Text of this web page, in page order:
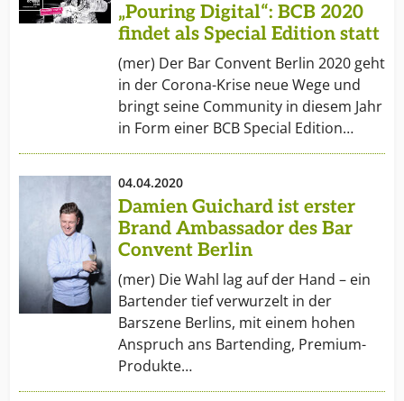
„Pouring Digital“: BCB 2020
findet als Special Edition statt
(mer) Der Bar Convent Berlin 2020 geht
in der Corona-Krise neue Wege und
bringt seine Community in diesem Jahr
in Form einer BCB Special Edition…
04.04.2020
Damien Guichard ist erster
Brand Ambassador des Bar
Convent Berlin
(mer) Die Wahl lag auf der Hand – ein
Bartender tief verwurzelt in der
Barszene Berlins, mit einem hohen
Anspruch ans Bartending, Premium-
Produkte…